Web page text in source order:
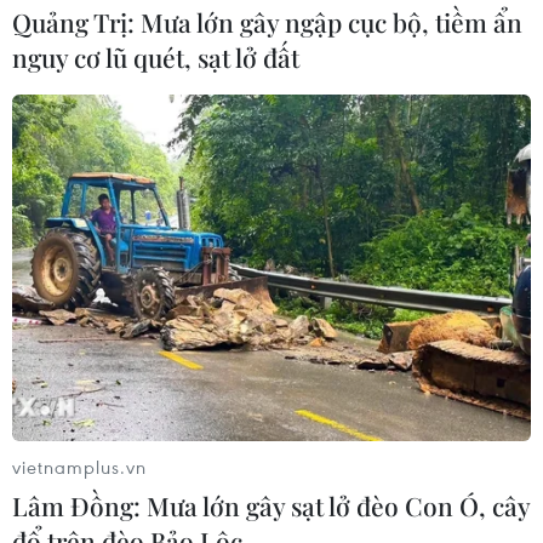
trường bất động sản lành mạnh, bền
vững
05/08/2026 09:21
Bộ Nông nghiệp và Môi trường đề
xuất lùi hạn hoàn thiện cơ sở dữ liệu
đất đai
05/08/2026 08:43
Bộ Dân tộc và Tôn giáo còn nhiều
diện tích trụ sở vượt định mức
04/08/2026 13:47
Kết luận thanh tra chuyên đề cơ sở
Quảng Trị: Mưa lớn gây ngập cục bộ, tiềm ẩn
nguy cơ lũ quét, sạt lở đất
vietnamplus.vn
Lâm Đồng: Mưa lớn gây sạt lở đèo Con Ó, cây